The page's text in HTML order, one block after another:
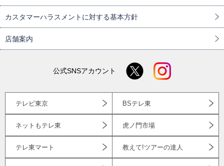
カスタマーハラスメントに対する基本方針
店舗案内
公式SNSアカウント
テレビ東京 BSテレ東
ネットもテレ東 虎ノ門市場
テレ東マート 教えて!ツアーの達人